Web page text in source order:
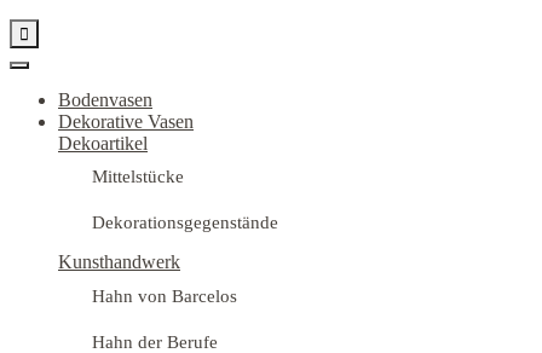

Bodenvasen
Dekorative Vasen
Dekoartikel
Mittelstücke
Dekorationsgegenstände
Kunsthandwerk
Hahn von Barcelos
Hahn der Berufe